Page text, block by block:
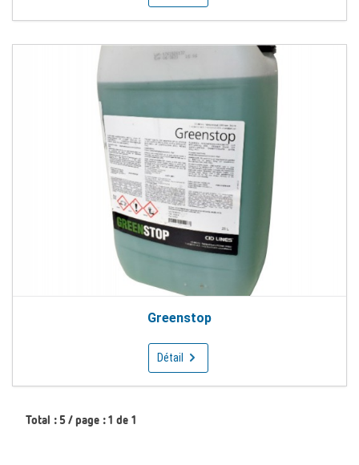
Greenstop
Détail
Total : 5 / page : 1 de 1